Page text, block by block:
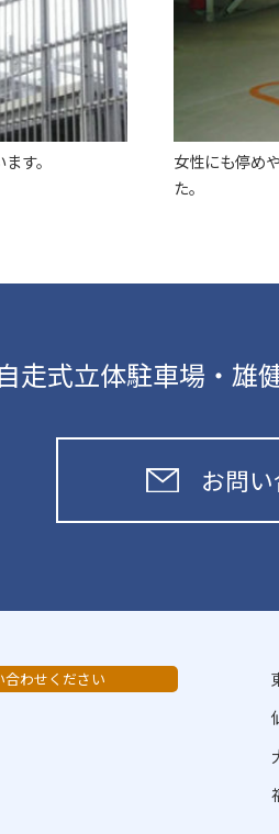
す。
女性にも停め
た。
走式立体駐車場・雄
お問
わせください